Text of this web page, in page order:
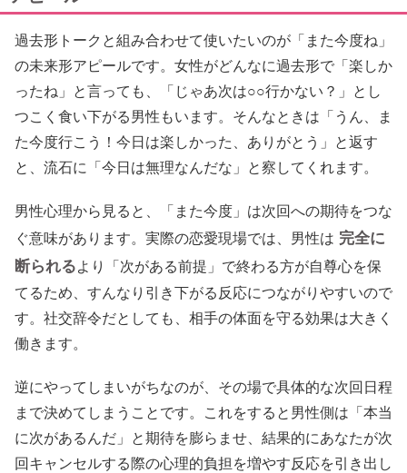
過去形トークと組み合わせて使いたいのが「また今度ね」
の未来形アピールです。女性がどんなに過去形で「楽しか
ったね」と言っても、「じゃあ次は○○行かない？」とし
つこく食い下がる男性もいます。そんなときは「うん、ま
た今度行こう！今日は楽しかった、ありがとう」と返す
と、流石に「今日は無理なんだな」と察してくれます。
男性心理から見ると、「また今度」は次回への期待をつな
ぐ意味があります。実際の恋愛現場では、男性は 完全に
断られるより「次がある前提」で終わる方が自尊心を保
てるため、すんなり引き下がる反応につながりやすいので
す。社交辞令だとしても、相手の体面を守る効果は大きく
働きます。
逆にやってしまいがちなのが、その場で具体的な次回日程
まで決めてしまうことです。これをすると男性側は「本当
に次があるんだ」と期待を膨らませ、結果的にあなたが次
回キャンセルする際の心理的負担を増やす反応を引き出し